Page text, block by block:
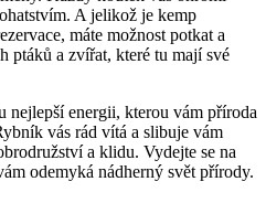
A jelikož je kemp
máte možnost potkat a
ptáků a zvířat, které tu mají své
nejlepší energii, kterou vám příroda
vás rád vítá a slibuje vám
a klidu. Vydejte se na
odemyká nádherný svět přírody.